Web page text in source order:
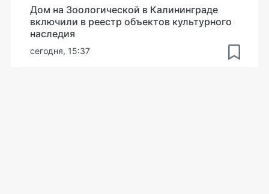
Дом на Зоологической в Калининграде
включили в реестр объектов культурного
наследия
сегодня, 15:37